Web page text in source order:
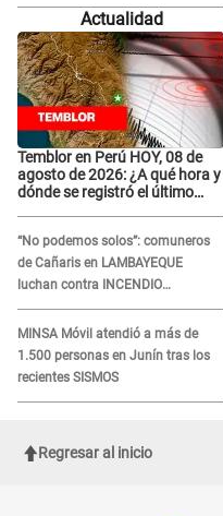
FORESTAL que sigue avanzando
Actualidad
Temblor en Perú HOY, 08 de
agosto de 2026: ¿A qué hora y
dónde se registró el último
“No podemos solos”: comuneros
de Cañaris en LAMBAYEQUE
luchan contra INCENDIO
FORESTAL que sigue avanzando
MINSA Móvil atendió a más de
1.500 personas en Junín tras los
recientes SISMOS
Regresar al inicio